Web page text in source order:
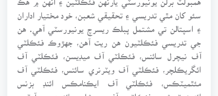
سئو کان مٿي تدريسي ۽ تحقيقي شعبن، خود مختيار اداران
۽ اسپتالن تي مشتمل پبلڪ ريسرچ يونيورسٽي آهي. هن
جي تدريسي فئڪلٽيون هن ريت آهن، جهڙوڪ فئڪلٽي
آف نيچرل سائنس، فئڪلٽي آف ميڊيسن، فئڪلٽي آف
ائگريڪلچر، فئڪلٽي آف ويٽرنري سائنس، فئڪلٽي آف
مئٿميٽڪس، فئڪلٽي آف ايڪنامڪس ائنڊ بزنس
ائڊمنسٽريشن، فئڪلٽي آف سوشل سائنسز ۽ آرٽس،